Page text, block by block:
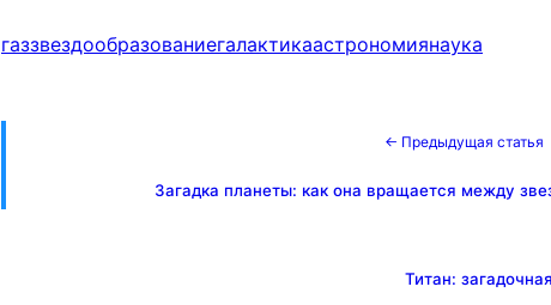
газзвездообразованиегалактикаастрономиянаука
← Предыдущая статья
Загадка планеты: как она вращается между
Титан: